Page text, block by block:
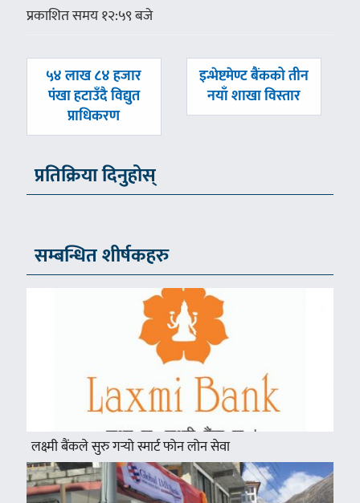
प्रकाशित समय १२:५९ बजे
पछिल्लाे
-
५४ लाख ८४ हजार
पंखा हटाउँदै विद्युत
प्राधिकरण
अघिल्लाे
इन्भेष्टमेण्ट बैंकको तीन
नयाँ शाखा विस्तार
प्रतिक्रिया दिनुहोस्
सम्बन्धित शीर्षकहरु
लक्ष्मी बैंकले सुरु गर्‍यो स्मार्ट फोन लोन सेवा